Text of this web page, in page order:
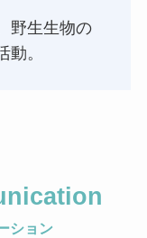
野生生物の
。
ション